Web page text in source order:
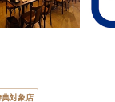
対象店